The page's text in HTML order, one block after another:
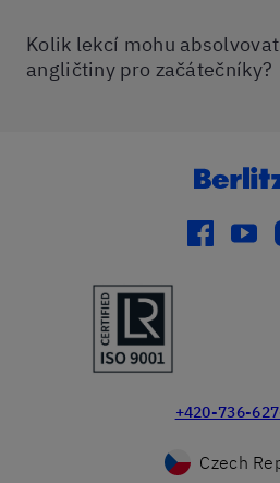
Kolik lekcí mohu
angličtiny pro začátečníky?
+420-736-
Czech